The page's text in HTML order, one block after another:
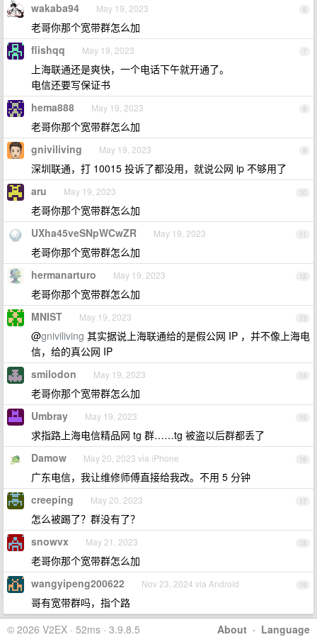
6
wakaba94 May 19, 2023
老哥你那个宽带群怎么加
7
flishqq May 19, 2023
上海联通还是爽快，一个电话下午就开通了。
电信还要写保证书
8
hema888 May 19, 2023
老哥你那个宽带群怎么加
9
gniviliving May 19, 2023
深圳联通，打 10015 投诉了都没用，就说公网 ip 不够用了
10
aru May 19, 2023
老哥你那个宽带群怎么加
11
UXha45veSNpWCwZR May 19, 2023
老哥你那个宽带群怎么加
12
hermanarturo May 19, 2023
老哥你那个宽带群怎么加
13
MNIST May 19, 2023
@gniviliving 其实据说上海联通给的是假公网 IP ，并不像上海电
信，给的真公网 IP
14
smilodon May 19, 2023
老哥你那个宽带群怎么加
15
Umbray May 19, 2023
求指路上海电信精品网 tg 群……tg 被盗以后群都丢了
16
Damow May 20, 2023 via iPhone
广东电信，我让维修师傅直接给我改。不用 5 分钟
17
creeping May 20, 2023
怎么被踢了？群没有了？
18
snowvx May 21, 2023
老哥你那个宽带群怎么加
19
wangyipeng200622 Nov 23, 2024 via Android
哥有宽带群吗，指个路
About · Language
© 2026 V2EX · 52ms · 3.9.8.5